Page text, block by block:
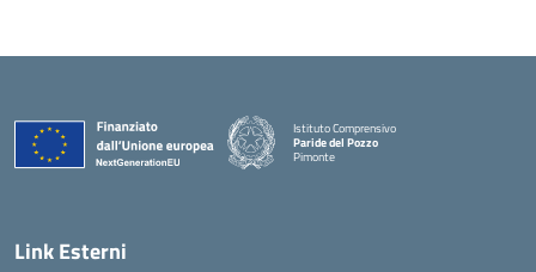
Istituto Comprensivo
Paride del Pozzo
Pimonte
Link Esterni